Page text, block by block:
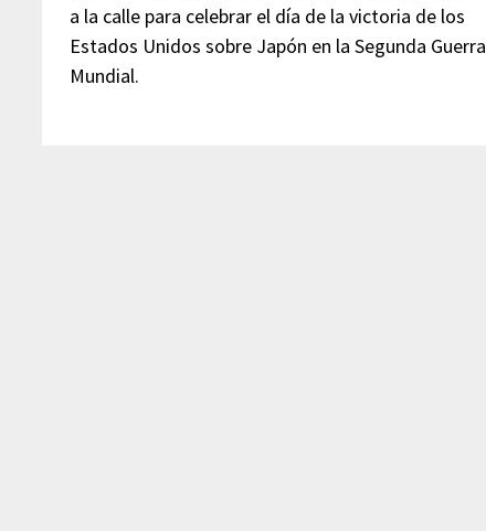
a la calle para celebrar el día de la victoria de los
Estados Unidos sobre Japón en la Segunda Guerra
Mundial.